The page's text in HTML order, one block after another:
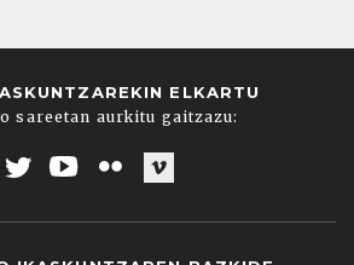
ELKARTU
sareetan aurkitu gaitzazu: